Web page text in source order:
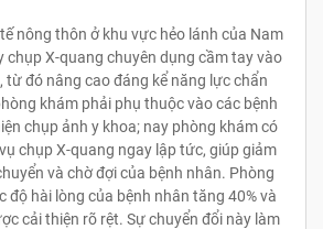
nông thôn ở khu vực hẻo lánh của Nam
chụp X-quang chuyên dụng cầm tay vào
từ đó nâng cao đáng kể năng lực chẩn
khám phải phụ thuộc vào các bệnh
chụp ảnh y khoa; nay phòng khám có
chụp X-quang ngay lập tức, giúp giảm
và chờ đợi của bệnh nhân. Phòng
độ hài lòng của bệnh nhân tăng 40% và
cải thiện rõ rệt. Sự chuyển đổi này làm